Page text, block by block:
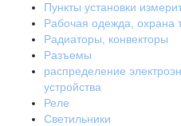
Пункты установки
Рабочая одежда, охрана
Радиаторы, конвекторы
Разъемы
распределение
устройства
Реле
Светильники